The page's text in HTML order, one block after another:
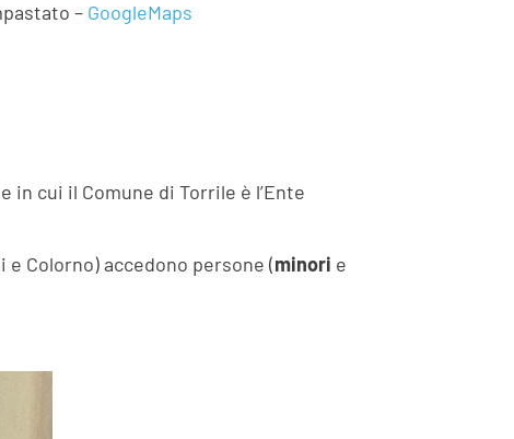
– GoogleMaps
cui il Comune di Torrile è l’Ente
Colorno) accedono persone (minori e